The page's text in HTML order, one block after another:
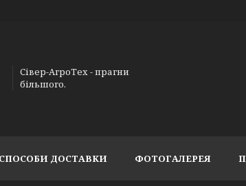
Сівер-АгроТех - прагни
більшого.
СПОСОБИ ДОСТАВКИ ФОТОГАЛЕРЕЯ